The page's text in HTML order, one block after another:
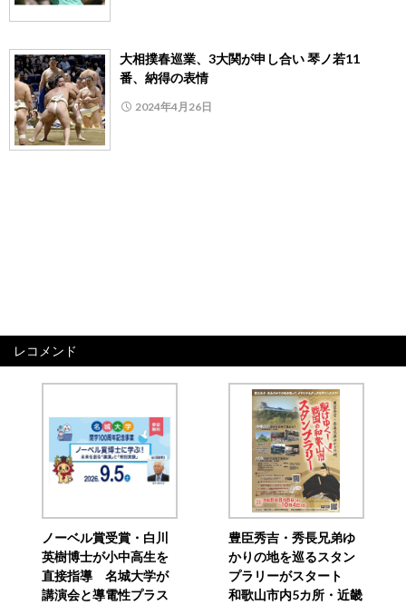
大相撲春巡業、3大関が申し合い 琴ノ若11
番、納得の表情
2024年4月26日
レコメンド
ノーベル賞受賞・白川
英樹博士が小中高生を
直接指導 名城大学が
講演会と導電性プラス
豊臣秀吉・秀長兄弟ゆ
かりの地を巡るスタン
プラリーがスタート
和歌山市内5カ所・近畿